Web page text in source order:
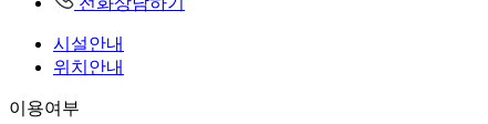
시설안내
위치안내
이용여부